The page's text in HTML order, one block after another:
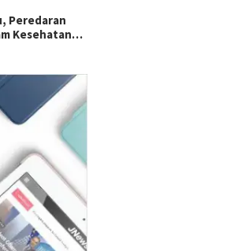
Peredaran
Kesehatan